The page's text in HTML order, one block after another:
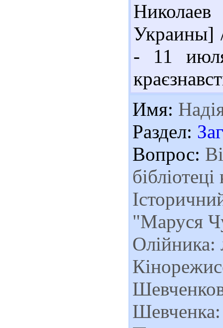
Украины]
- 11
Имя:
Раздел:
Вопрос:
"Маруся
Олійника:
Шевченка: